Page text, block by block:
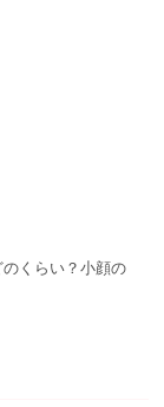
くらい？小顔の